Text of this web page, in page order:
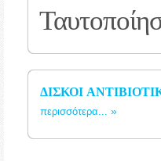
ΔΙΣΚΟΙ
περισσότερα...